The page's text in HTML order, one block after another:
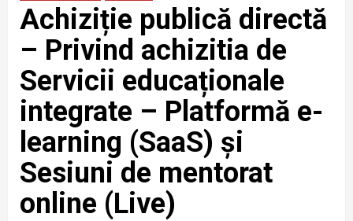
Achiziție publică directă
– Privind achizitia de
Servicii educaționale
integrate – Platformă e-
learning (SaaS) și
Sesiuni de mentorat
online (Live)